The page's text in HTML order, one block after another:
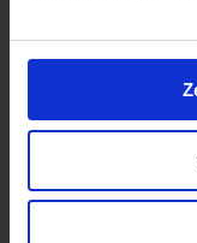
bilety lotnicze
bilety lotnicze